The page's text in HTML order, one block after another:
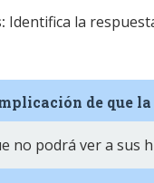
Identifica la
de que
no podrá ver a sus